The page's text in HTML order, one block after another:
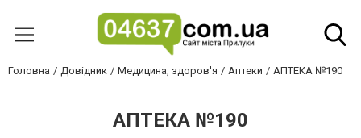
Головна Довідник Медицина, здоров'я Аптеки АПТЕКА №190
АПТЕКА №190